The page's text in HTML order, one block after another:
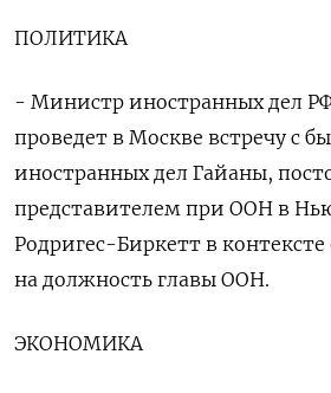
ПОЛИТИКА
- Министр иностранных дел
проведет в Москве встречу с
иностранных ​дел ​Гайаны,
представителем ⁠при ООН в
Родригес-Биркетт в
на должность главы ООН.
ЭКОНОМИКА